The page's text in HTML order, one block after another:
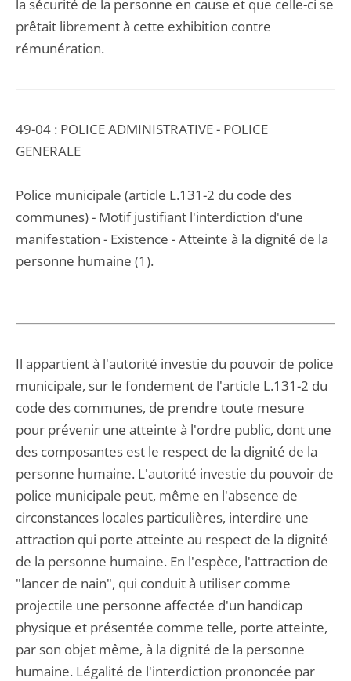
la sécurité de la personne en cause et que celle-ci se
prêtait librement à cette exhibition contre
rémunération.
49-04 : POLICE ADMINISTRATIVE - POLICE
GENERALE
Police municipale (article L.131-2 du code des
communes) - Motif justifiant l'interdiction d'une
manifestation - Existence - Atteinte à la dignité de la
personne humaine (1).
Il appartient à l'autorité investie du pouvoir de police
municipale, sur le fondement de l'article L.131-2 du
code des communes, de prendre toute mesure
pour prévenir une atteinte à l'ordre public, dont une
des composantes est le respect de la dignité de la
personne humaine. L'autorité investie du pouvoir de
police municipale peut, même en l'absence de
circonstances locales particulières, interdire une
attraction qui porte atteinte au respect de la dignité
de la personne humaine. En l'espèce, l'attraction de
"lancer de nain", qui conduit à utiliser comme
projectile une personne affectée d'un handicap
physique et présentée comme telle, porte atteinte,
par son objet même, à la dignité de la personne
humaine. Légalité de l'interdiction prononcée par